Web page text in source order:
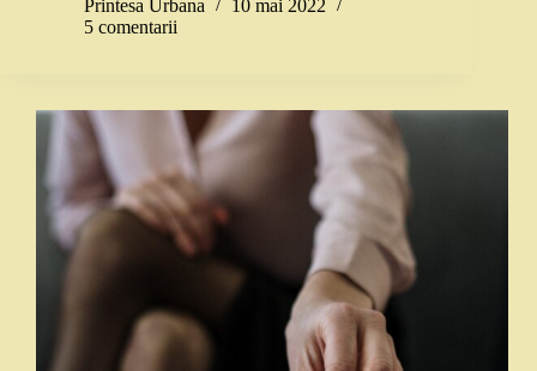
Printesa Urbana
10 mai 2022
5 comentarii